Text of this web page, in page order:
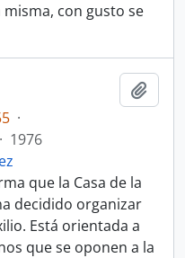
con gusto se
·
· 1976
que la Casa de la
decidido organizar
Está orientada a
que se oponen a la